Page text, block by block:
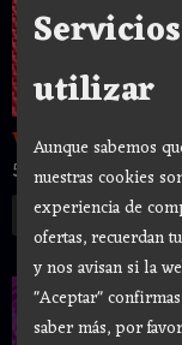
VELA
5,00 €
utilizar
Aunque sabemos
nuestras cookies
experiencia de
ofertas, recuerdan
y nos avisan si la
"Aceptar"
saber más, por